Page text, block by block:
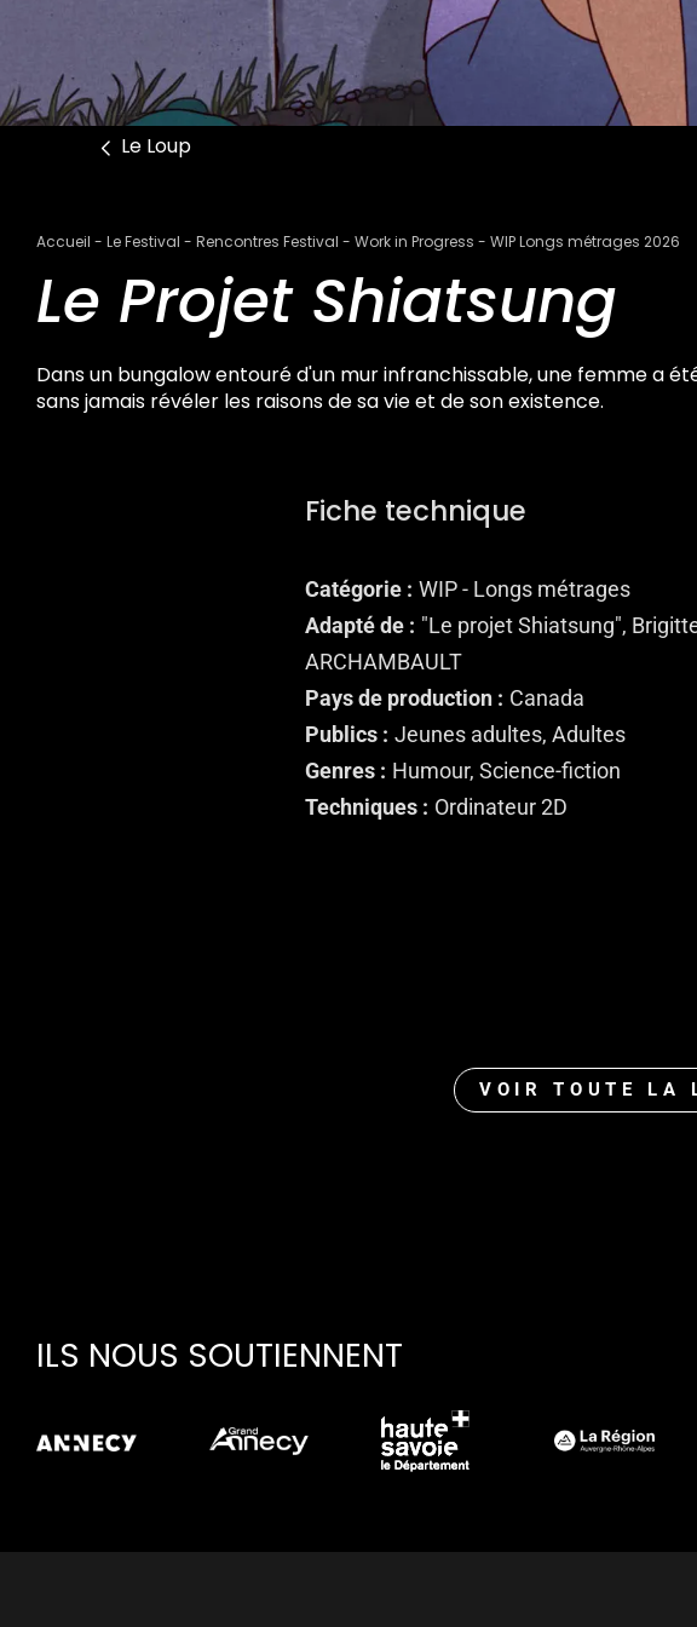
Le Loup
Fil
Accueil Le Festival Rencontres Festival Work in Progress WIP Longs métrages 2026
Le Projet Shiatsung
Dans un bungalow entouré d'un mur infranchissable, une femme a
sans jamais révéler les raisons de sa vie et de son existence.
Fiche technique
Catégorie
WIP - Longs métrages
Adapté de
"Le projet Shiatsung",
ARCHAMBAULT
Pays de production
Canada
Publics
Jeunes adultes, Adultes
Genres
Humour, Science-fiction
Techniques
Ordinateur 2D
VOIR TOUTE LA
ILS NOUS SOUTIENNENT